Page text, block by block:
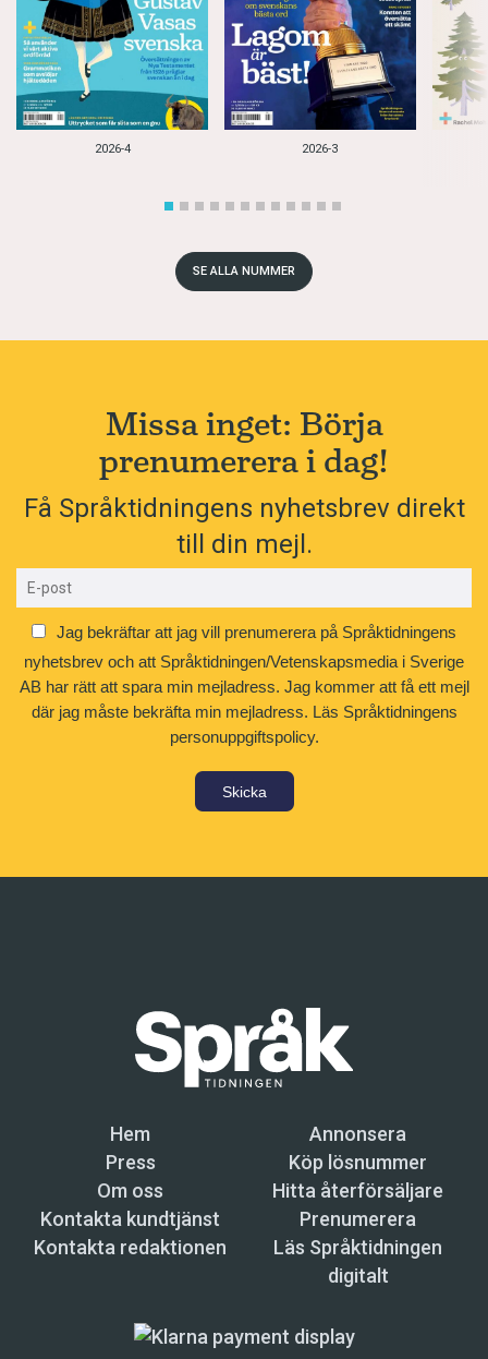
2026-4 2026-3
SE ALLA NUMMER
Missa inget: Börja
prenumerera i dag!
Få Språktidningens nyhetsbrev direkt
till din mejl.
Jag bekräftar att jag vill prenumerera på Språktidningens
nyhetsbrev och att Språktidningen/Vetenskapsmedia i Sverige
AB har rätt att spara min mejladress. Jag kommer att få ett mejl
där jag måste bekräfta min mejladress. Läs Språktidningens
personuppgiftspolicy.
Skicka
Hem
Annonsera
Press
Köp lösnummer
Om oss
Hitta återförsäljare
Kontakta kundtjänst
Prenumerera
Kontakta redaktionen
Läs Språktidningen
digitalt